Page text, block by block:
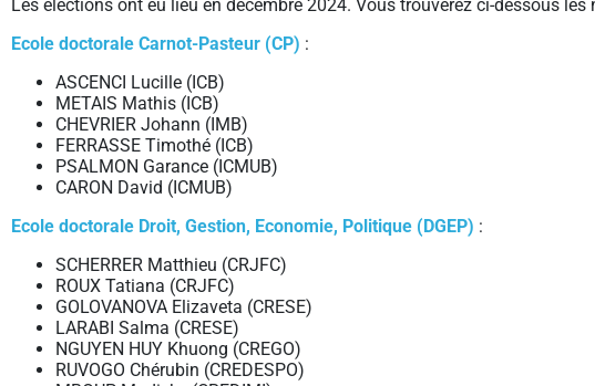
Les élections ont eu lieu en décembre 2024. Vous trouverez ci-dessous
Ecole doctorale Carnot-Pasteur (CP) :
ASCENCI Lucille (ICB)
METAIS Mathis (ICB)
CHEVRIER Johann (IMB)
FERRASSE Timothé (ICB)
PSALMON Garance (ICMUB)
CARON David (ICMUB)
Ecole doctorale Droit, Gestion, Economie, Politique (DGEP) :
SCHERRER Matthieu (CRJFC)
ROUX Tatiana (CRJFC)
GOLOVANOVA Elizaveta (CRESE)
LARABI Salma (CRESE)
NGUYEN HUY Khuong (CREGO)
RUVOGO Chérubin (CREDESPO)